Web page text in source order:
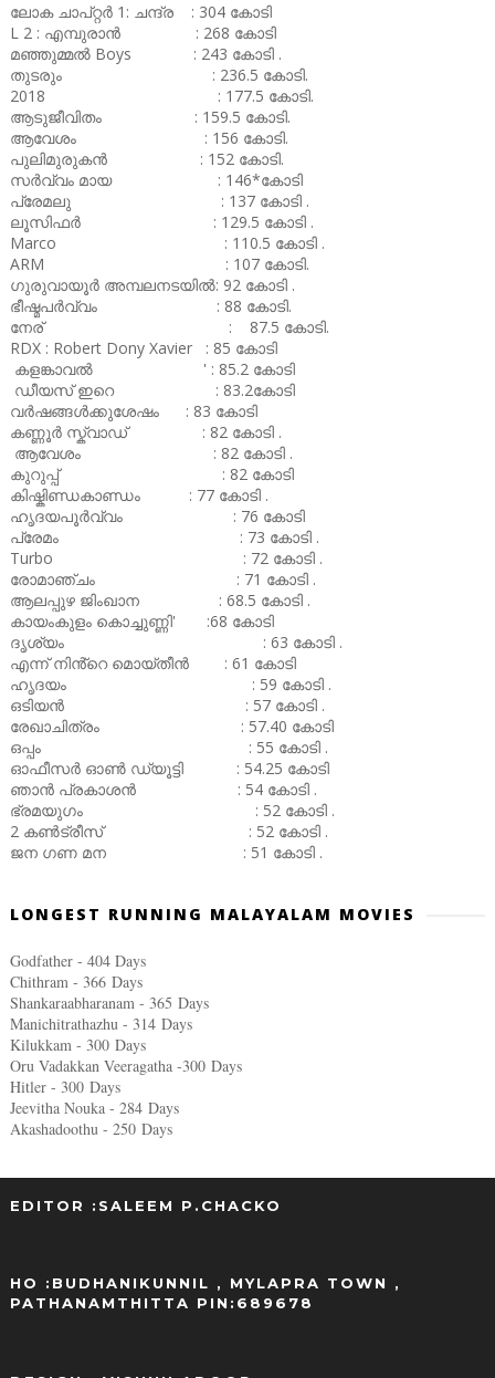
ലോക ചാപ്റ്റർ 1: ചന്ദ്ര : 304 കോടി
L 2 : എമ്പുരാൻ : 268 കോടി
മഞ്ഞുമ്മൽ Boys : 243 കോടി .
തുടരും : 236.5 കോടി.
2018 : 177.5 കോടി.
ആടുജീവിതം : 159.5 കോടി.
ആവേശം : 156 കോടി.
പുലിമുരുകൻ : 152 കോടി.
സർവ്വം മായ : 146*കോടി
പ്രേമലു : 137 കോടി .
ലൂസിഫർ : 129.5 കോടി .
Marco : 110.5 കോടി .
ARM : 107 കോടി.
ഗുരുവായൂർ അമ്പലനടയിൽ: 92 കോടി .
ഭീഷ്മപർവ്വം : 88 കോടി.
നേര് : 87.5 കോടി.
RDX : Robert Dony Xavier : 85 കോടി
കളങ്കാവൽ ' : 85.2 കോടി
ഡീയസ് ഇറെ : 83.2കോടി
വർഷങ്ങൾക്കുശേഷം : 83 കോടി
കണ്ണൂർ സ്ക്വാഡ് : 82 കോടി .
ആവേശം : 82 കോടി .
കുറുപ്പ് : 82 കോടി
കിഷ്കിണ്ഡകാണ്ഡം : 77 കോടി .
ഹൃദയപൂർവ്വം : 76 കോടി
പ്രേമം : 73 കോടി .
Turbo : 72 കോടി .
രോമാഞ്ചം : 71 കോടി .
ആലപ്പുഴ ജിംഖാന : 68.5 കോടി .
കായംകുളം കൊച്ചുണ്ണി' :68 കോടി
ദൃശ്യം : 63 കോടി .
എന്ന് നിൻ്റെ മൊയ്തീൻ : 61 കോടി
ഹൃദയം : 59 കോടി .
ഒടിയൻ : 57 കോടി .
രേഖാചിത്രം : 57.40 കോടി
ഒപ്പം : 55 കോടി .
ഓഫീസർ ഓൺ ഡ്യൂട്ടി : 54.25 കോടി
ഞാൻ പ്രകാശൻ : 54 കോടി .
ഭ്രമയുഗം : 52 കോടി .
2 കൺട്രീസ് : 52 കോടി .
ജന ഗണ മന : 51 കോടി .
LONGEST RUNNING MALAYALAM MOVIES
Godfather - 404 Days
Chithram - 366 Days
Shankaraabharanam - 365 Days
Manichitrathazhu - 314 Days
Kilukkam - 300 Days
Oru Vadakkan Veeragatha -300 Days
Hitler - 300 Days
Jeevitha Nouka - 284 Days
Akashadoothu - 250 Days
EDITOR :SALEEM P.CHACKO
HO :BUDHANIKUNNIL , MYLAPRA TOWN ,
PATHANAMTHITTA PIN:689678